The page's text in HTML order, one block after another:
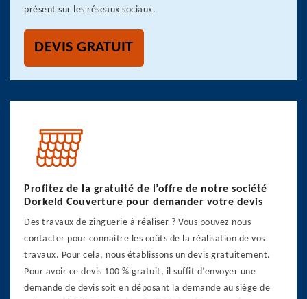
présent sur les réseaux sociaux.
DEVIS GRATUIT
Profitez de la gratuité de l’offre de notre société
Dorkeld Couverture pour demander votre devis
Des travaux de zinguerie à réaliser ? Vous pouvez nous
contacter pour connaitre les coûts de la réalisation de vos
travaux. Pour cela, nous établissons un devis gratuitement.
Pour avoir ce devis 100 % gratuit, il suffit d’envoyer une
demande de devis soit en déposant la demande au siège de